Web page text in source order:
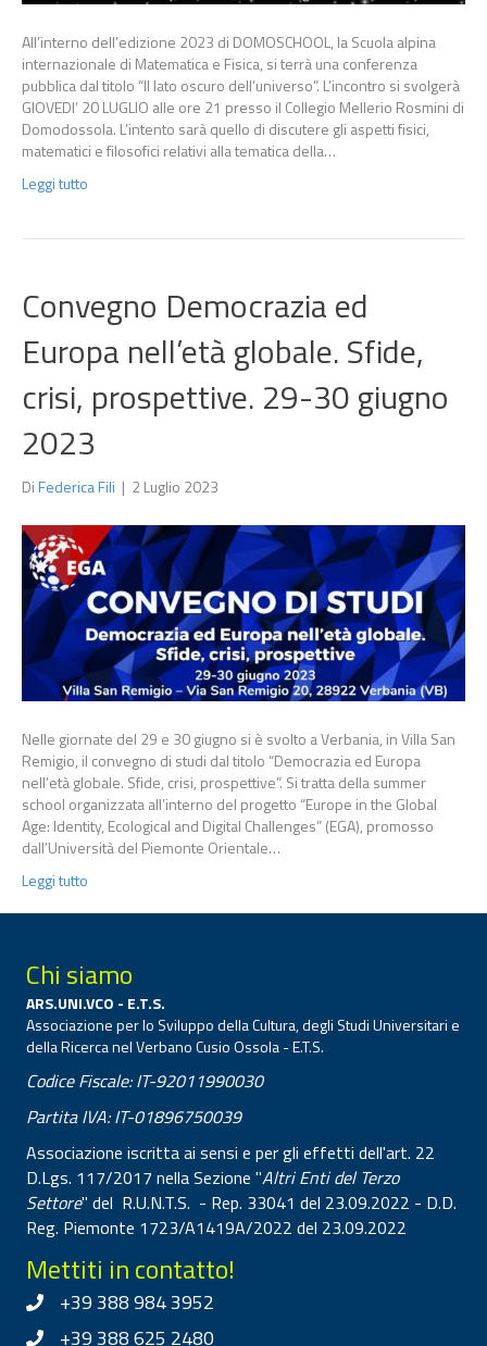
All’interno dell’edizione 2023 di DOMOSCHOOL, la Scuola alpina
internazionale di Matematica e Fisica, si terrà una conferenza
pubblica dal titolo “Il lato oscuro dell’universo”. L’incontro si svolgerà
GIOVEDI’ 20 LUGLIO alle ore 21 presso il Collegio Mellerio Rosmini di
Domodossola. L’intento sarà quello di discutere gli aspetti fisici,
matematici e filosofici relativi alla tematica della…
Leggi tutto
Convegno Democrazia ed
Europa nell’età globale. Sfide,
crisi, prospettive. 29-30 giugno
2023
DiFederica Fili | 2 Luglio 2023
Nelle giornate del 29 e 30 giugno si è svolto a Verbania, in Villa San
Remigio, il convegno di studi dal titolo “Democrazia ed Europa
nell’età globale. Sfide, crisi, prospettive”. Si tratta della summer
school organizzata all’interno del progetto “Europe in the Global
Age: Identity, Ecological and Digital Challenges” (EGA), promosso
dall’Università del Piemonte Orientale…
Leggi tutto
Chi siamo
ARS.UNI.VCO - E.T.S.
Associazione per lo Sviluppo della Cultura, degli Studi Universitari e
della Ricerca nel Verbano Cusio Ossola - E.T.S.
Codice Fiscale: IT-92011990030
Partita IVA: IT-01896750039
Associazione iscritta ai sensi e per gli effetti dell'art. 22
D.Lgs. 117/2017 nella Sezione "Altri Enti del Terzo
Settore" del R.U.N.T.S. - Rep. 33041 del 23.09.2022 - D.D.
Reg. Piemonte 1723/A1419A/2022 del 23.09.2022
Mettiti in contatto!
+39 388 984 3952
+39 388 625 2480